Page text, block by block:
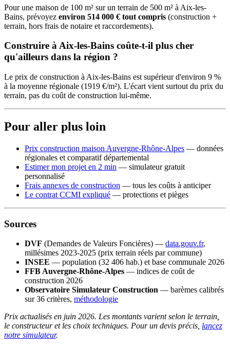
Pour une maison de 100 m² sur un terrain de 500 m² à Aix-les-
Bains, prévoyez environ 514 000 € tout compris (construction +
terrain, hors frais de notaire et raccordements).
Construire à Aix-les-Bains coûte-t-il plus cher
qu'ailleurs dans la région ?
Le prix de construction à Aix-les-Bains est supérieur d'environ 9 %
à la moyenne régionale (1919 €/m²). L'écart vient surtout du prix du
terrain, pas du coût de construction lui-même.
Pour aller plus loin
Prix construction maison Auvergne-Rhône-Alpes — données
régionales et comparatif départemental
Estimer mon projet en 2 min — simulateur gratuit
personnalisé
Frais annexes de construction — tous les coûts à anticiper
Le contrat CCMI expliqué — protections et pièges
Sources
DVF (Demandes de Valeurs Foncières) — data.gouv.fr,
millésimes 2023-2025 (prix terrain réels par commune)
INSEE — population (32 406 hab.) et base communale 2026
FFB Auvergne-Rhône-Alpes — indices de coût de
construction 2026
Observatoire Simulateur Construction — barèmes calibrés
sur 36 critères, méthodologie
Prix actualisés en juin 2026. Les montants varient selon le terrain,
le constructeur et les choix techniques. Pour un devis précis, lancez
notre simulateur.